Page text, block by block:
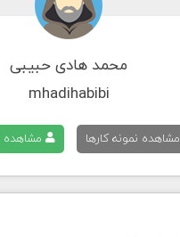
محمد هادی حبیبی
mhadihabibi
مشاهده نمونه کارها مشاهده